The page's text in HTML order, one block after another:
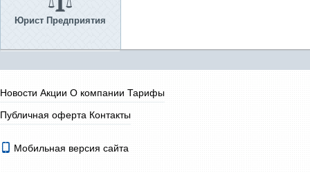
Юрист Предприятия
Новости Акции О компании Тарифы
Публичная оферта Контакты
Мобильная версия сайта